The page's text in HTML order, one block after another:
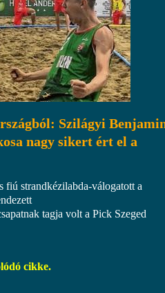
Szilágyi
nagy sikert ért el a
fiú strandkézilabda-válogatott a
tagja volt a Pick Szeged
cikke.